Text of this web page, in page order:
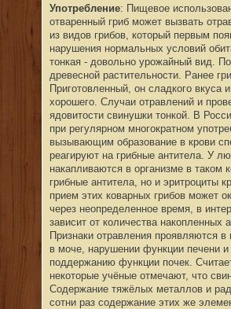
Употребление: Пищевое
отваренный гриб может вызвать
из видов грибов, который первым
нарушения нормальных условий
тонкая - довольно урожайный вид.
древесной растительности. Ранее
Приготовленный, он сладкого вкуса
хорошего. Случаи отравлений и
ядовитости свинушки тонкой. В
при регулярном многократном
вызывающим образование в крови
реагируют на грибные антитела. У
накапливаются в организме в таком
грибные антитела, но и эритроциты
прием этих коварных грибов может
через неопределенное время, в
зависит от количества накопленных
Признаки отравления проявляются
в моче, нарушении функции печени и
поддержанию функции почек.
некоторые учёные отмечают, что
Содержание тяжёлых металлов и
сотни раз содержание этих же